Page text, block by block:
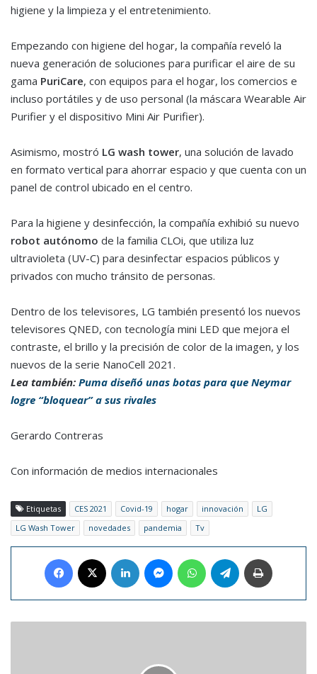
higiene y la limpieza y el entretenimiento.
Empezando con higiene del hogar, la compañía reveló la
nueva generación de soluciones para purificar el aire de su
gama PuriCare, con equipos para el hogar, los comercios e
incluso portátiles y de uso personal (la máscara Wearable Air
Purifier y el dispositivo Mini Air Purifier).
Asimismo, mostró LG wash tower, una solución de lavado
en formato vertical para ahorrar espacio y que cuenta con un
panel de control ubicado en el centro.
Para la higiene y desinfección, la compañía exhibió su nuevo
robot autónomo de la familia CLOi, que utiliza luz
ultravioleta (UV-C) para desinfectar espacios públicos y
privados con mucho tránsito de personas.
Dentro de los televisores, LG también presentó los nuevos
televisores QNED, con tecnología mini LED que mejora el
contraste, el brillo y la precisión de color de la imagen, y los
nuevos de la serie NanoCell 2021.
Lea también: Puma diseñó unas botas para que Neymar
logre “bloquear” a sus rivales
Gerardo Contreras
Con información de medios internacionales
Etiquetas CES 2021 Covid-19 hogar innovación
LG
LG Wash Tower
novedades pandemia Tv
Facebook LinkedIn MessengerWhatsAppTelegram